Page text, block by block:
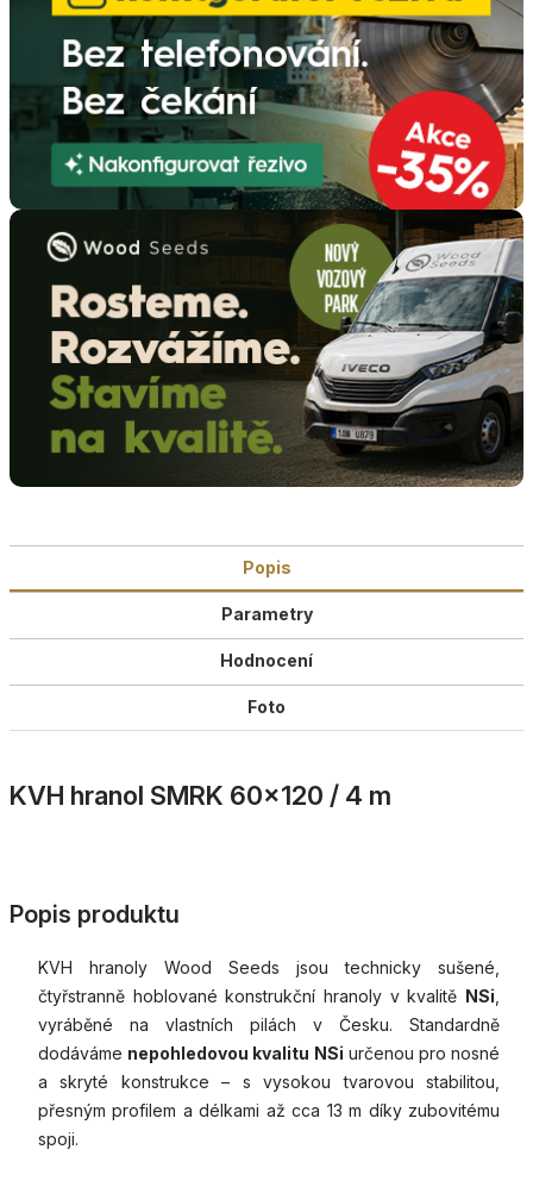
Popis
Parametry
Hodnocení
Foto
KVH hranol SMRK 60×120 / 4 m
Popis produktu
KVH hranoly Wood Seeds jsou technicky sušené,
čtyřstranně hoblované konstrukční hranoly v kvalitě NSi
vyráběné na vlastních pilách v Česku. Standardně
dodáváme nepohledovou kvalitu NSi určenou pro nosné
a skryté konstrukce – s vysokou tvarovou stabilitou,
přesným profilem a délkami až cca 13 m díky zubovitému
spoji.